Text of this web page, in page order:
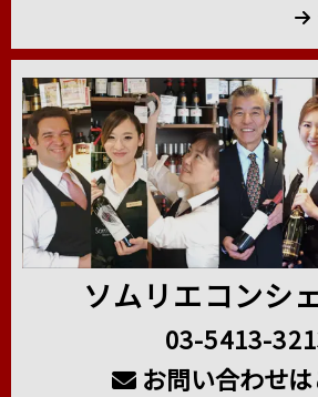
ソムリエコンシ
03-5413-
お問い合わせは